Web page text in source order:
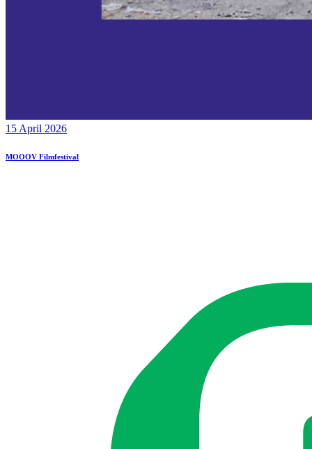
15 April 2026
MOOOV Filmfestival